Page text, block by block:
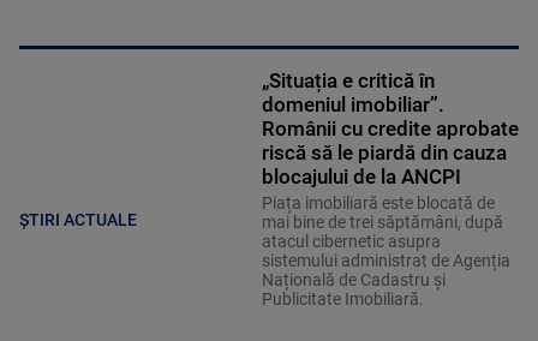
ȘTIRI ACTUALE
„Situația e critică în
domeniul imobiliar”.
Românii cu credite aprobate
riscă să le piardă din cauza
blocajului de la ANCPI
Piața imobiliară este blocată de
mai bine de trei săptămâni, după
atacul cibernetic asupra
sistemului administrat de Agenția
Națională de Cadastru și
Publicitate Imobiliară.